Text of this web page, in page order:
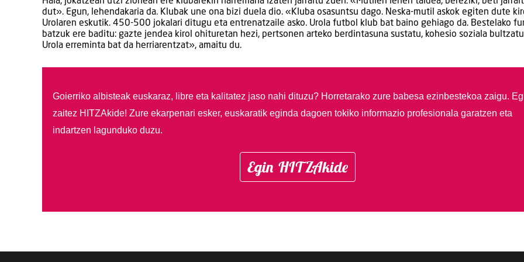
dut». Egun, lehendakaria da. Klubak une ona bizi duela dio. «Kluba osasuntsu dago. Neska-mutil askok egiten dute
Urolaren eskutik. 450-500 jokalari ditugu eta entrenatzaile asko. Urola futbol klub bat baino gehiago da. Bestelako
batzuk ere baditu: gazte jendea kirol ohituretan hezi, pertsonen arteko berdintasuna sustatu, kohesio soziala
Urola erreminta bat da herriarentzat», amaitu du.
Goierriko albisteak euskaraz, libre eta kalitatez jaso nahi dituzu? Horretarako zure babesa ezinbestekoa zaigu.
zaitez HITZAkide! Zure ekarpenari esker, euskaratik eginda dagoen tokiko informazio profesionala garatzen eta
indartzen lagunduko duzu.
Egin HITZAkide